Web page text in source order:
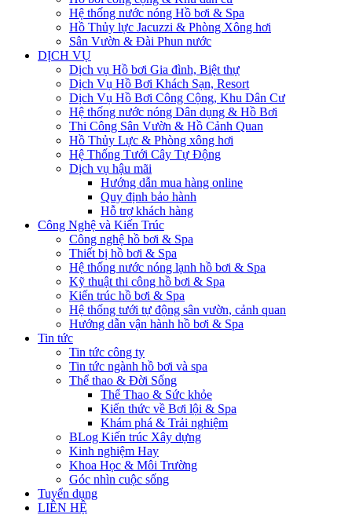
Hệ thống nước nóng Hồ bơi & Spa
Hồ Thủy lực Jacuzzi & Phòng Xông hơi
Sân Vườn & Đài Phun nước
DỊCH VỤ
Dịch vụ Hồ bơi Gia đình, Biệt thự
Dịch Vụ Hồ Bơi Khách Sạn, Resort
Dịch Vụ Hồ Bơi Công Cộng, Khu Dân Cư
Hệ thống nước nóng Dân dụng & Hồ Bơi
Thi Công Sân Vườn & Hồ Cảnh Quan
Hồ Thủy Lực & Phòng xông hơi
Hệ Thống Tưới Cây Tự Động
Dịch vụ hậu mãi
Hướng dẫn mua hàng online
Quy định bảo hành
Hỗ trợ khách hàng
Công Nghệ và Kiến Trúc
Công nghệ hồ bơi & Spa
Thiết bị hồ bơi & Spa
Hệ thống nước nóng lạnh hồ bơi & Spa
Kỹ thuật thi công hồ bơi & Spa
Kiến trúc hồ bơi & Spa
Hệ thống tưới tự động sân vườn, cảnh quan
Hướng dẫn vận hành hồ bơi & Spa
Tin tức
Tin tức công ty
Tin tức ngành hồ bơi và spa
Thể thao & Đời Sống
Thể Thao & Sức khỏe
Kiến thức về Bơi lội & Spa
Khám phá & Trải nghiệm
BLog Kiến trúc Xây dựng
Kinh nghiệm Hay
Khoa Học & Môi Trường
Góc nhìn cuộc sống
Tuyển dụng
LIÊN HỆ